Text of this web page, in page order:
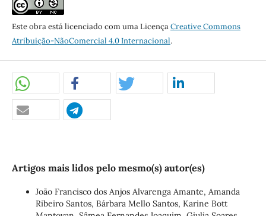
Este obra está licenciado com uma LicençaCreative Commons
Atribuição-NãoComercial 4.0 Internacional.
Artigos mais lidos pelo mesmo(s) autor(es)
João Francisco dos Anjos Alvarenga Amante, Amanda
Ribeiro Santos, Bárbara Mello Santos, Karine Bott